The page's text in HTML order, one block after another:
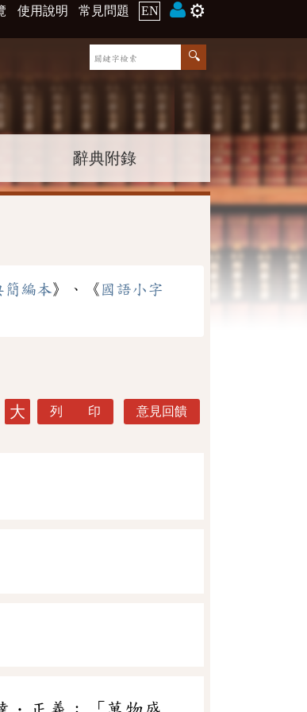
使用說明 常見問題 EN ⚙️
辭典附錄
簡編本》、《 國語小字
大 列 印 意見回饋